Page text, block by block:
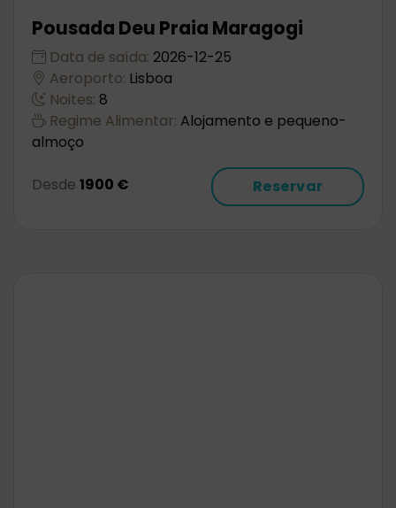
Pousada Deu Praia Maragogi
Data de saída: 2026-12-25
Aeroporto: Lisboa
Noites: 8
Regime Alimentar: Alojamento e pequeno-
almoço
Desde 1900 € Reservar